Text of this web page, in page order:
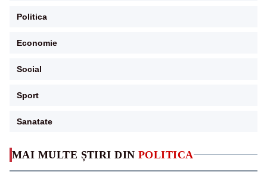
MAI MULTE ȘTIRI DIN POLITICA
Politica
Economie
Social
Sport
Sanatate